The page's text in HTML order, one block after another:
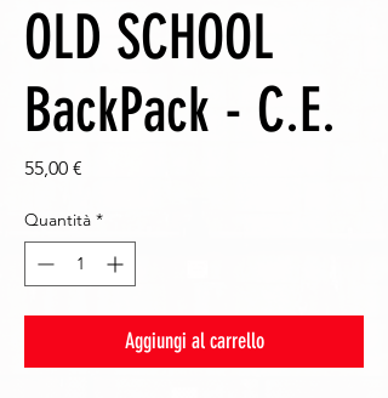
OLD SCHOOL
BackPack - C.E.
55,00 €
Quantità *
Aggiungi al carrello